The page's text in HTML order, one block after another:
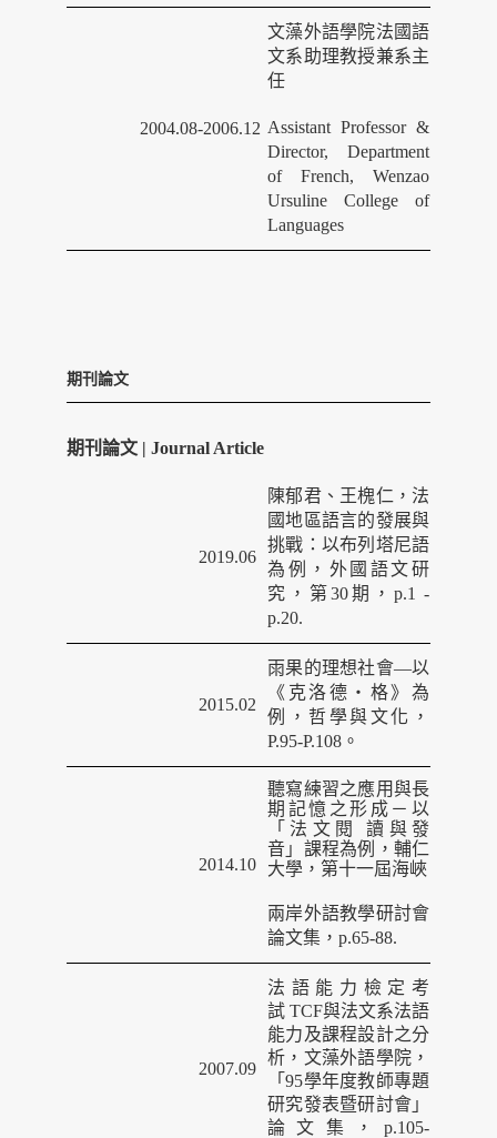
2004.08-2006.12
文藻外語學院法國語
文系助理教授兼系主
任
Assistant Professor &
Director, Department
of French, Wenzao
Ursuline College of
Languages
期刊論文
期刊論文 | Journal Article
2019.06
陳郁君、王槐仁，法
國地區語言的發展與
挑戰：以布列塔尼語
為例，外國語文研
究，第30期，p.1 -
p.20.
2015.02
雨果的理想社會—以
《克洛德‧格》為
例，哲學與文化，
P.95-P.108 。
2014.10
聽寫練習之應用與長
期記憶之形成－以
「法文閱 讀與發
音」課程為例，輔仁
大學，第十一屆海峽
兩岸外語教學研討會
論文集， p.65-88.
2007.09
法語能力檢定考
試 TCF與法文系法語
能力及課程設計之分
析，文藻外語學院，
「95學年度教師專題
研究發表暨研討會」
論文集， p.105-